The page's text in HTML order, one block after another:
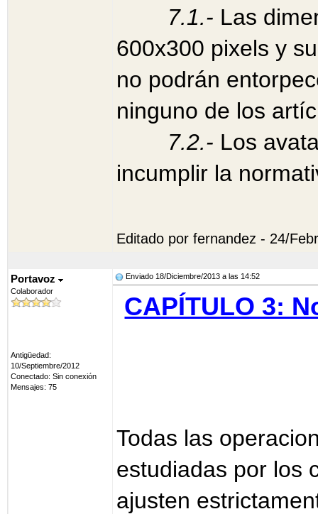
7.1.- Las
600x300 pixels y
no podrán
ninguno de los
7.2.- Los
incumplir la
Editado por fernandez - 24/
Portavoz
Colaborador
Antigüedad:
10/Septiembre/2012
Conectado: Sin conexión
Mensajes: 75
Enviado 18/Diciembre/2013 a las 14:52
CAPÍTULO 3:
Todas las
estudiadas por los
ajusten